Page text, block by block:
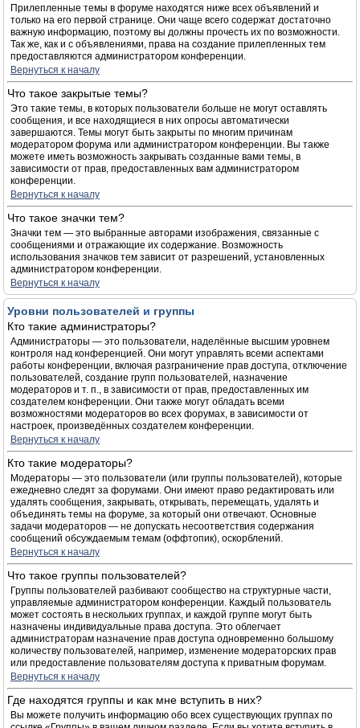
Прилепленные темы в форуме находятся ниже всех объявлений и
только на его первой странице. Они чаще всего содержат достаточно
важную информацию, поэтому вы должны прочесть их по возможности.
Так же, как и с объявлениями, права на создание прилепленных тем
предоставляются администратором конференции.
Вернуться к началу
Что такое закрытые темы?
Это такие темы, в которых пользователи больше не могут оставлять
сообщения, и все находящиеся в них опросы автоматически
завершаются. Темы могут быть закрыты по многим причинам
модератором форума или администратором конференции. Вы также
можете иметь возможность закрывать созданные вами темы, в
зависимости от прав, предоставленных вам администратором
конференции.
Вернуться к началу
Что такое значки тем?
Значки тем — это выбранные авторами изображения, связанные с
сообщениями и отражающие их содержание. Возможность
использования значков тем зависит от разрешений, установленных
администратором конференции.
Вернуться к началу
Уровни пользователей и группы
Кто такие администраторы?
Администраторы — это пользователи, наделённые высшим уровнем
контроля над конференцией. Они могут управлять всеми аспектами
работы конференции, включая разграничение прав доступа, отключение
пользователей, создание групп пользователей, назначение
модераторов и т. п., в зависимости от прав, предоставленных им
создателем конференции. Они также могут обладать всеми
возможностями модераторов во всех форумах, в зависимости от
настроек, произведённых создателем конференции.
Вернуться к началу
Кто такие модераторы?
Модераторы — это пользователи (или группы пользователей), которые
ежедневно следят за форумами. Они имеют право редактировать или
удалять сообщения, закрывать, открывать, перемещать, удалять и
объединять темы на форуме, за который они отвечают. Основные
задачи модераторов — не допускать несоответствия содержания
сообщений обсуждаемым темам (оффтопик), оскорблений.
Вернуться к началу
Что такое группы пользователей?
Группы пользователей разбивают сообщество на структурные части,
управляемые администратором конференции. Каждый пользователь
может состоять в нескольких группах, и каждой группе могут быть
назначены индивидуальные права доступа. Это облегчает
администраторам назначение прав доступа одновременно большому
количеству пользователей, например, изменение модераторских прав
или предоставление пользователям доступа к приватным форумам.
Вернуться к началу
Где находятся группы и как мне вступить в них?
Вы можете получить информацию обо всех существующих группах по